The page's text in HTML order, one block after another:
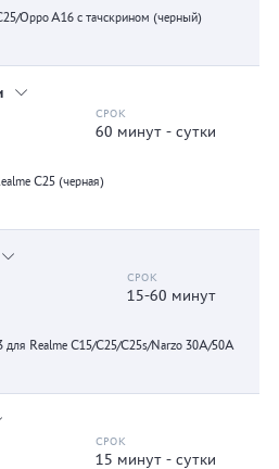
Oppo A16 с тачскрином (черный)
60 минут - сутки
C25 (черная)
15-60 минут
Realme C15/C25/C25s/Narzo 30A/50A
15 минут - сутки